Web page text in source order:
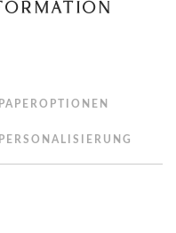
PAPEROPTIONEN
PERSONALISIERUNG